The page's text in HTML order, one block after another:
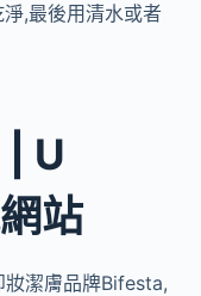
,最後用清水或者
U
站
潔膚品牌Bifesta,